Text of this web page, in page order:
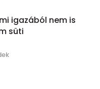
igazából nem is
süti